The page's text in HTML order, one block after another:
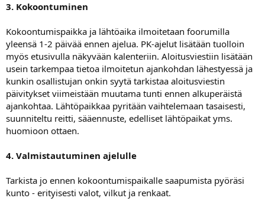
3. Kokoontuminen
Kokoontumispaikka ja lähtöaika ilmoitetaan foorumilla
yleensä 1-2 päivää ennen ajelua. PK-ajelut lisätään tuolloin
myös etusivulla näkyvään kalenteriin. Aloitusviestiin lisätään
usein tarkempaa tietoa ilmoitetun ajankohdan lähestyessä ja
kunkin osallistujan onkin syytä tarkistaa aloitusviestin
päivitykset viimeistään muutama tunti ennen alkuperäistä
ajankohtaa. Lähtöpaikkaa pyritään vaihtelemaan tasaisesti,
suunniteltu reitti, sääennuste, edelliset lähtöpaikat yms.
huomioon ottaen.
4. Valmistautuminen ajelulle
Tarkista jo ennen kokoontumispaikalle saapumista pyöräsi
kunto - erityisesti valot, vilkut ja renkaat.